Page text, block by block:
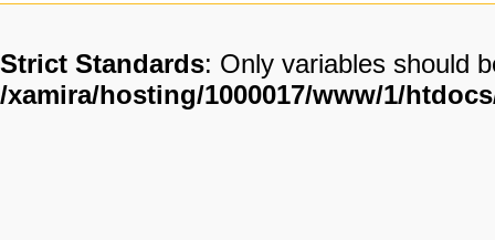
Strict Standards: Only variables should
/xamira/hosting/1000017/www/1/